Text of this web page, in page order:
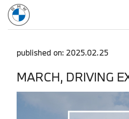
모델
전기차
구매하기
BMW 공식 서비스
published on: 2025.02.25
MARCH, DRIVING